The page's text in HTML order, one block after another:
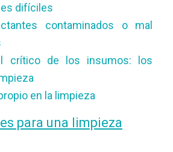
difíciles
contaminados o mal
crítico de los insumos: los
en la limpieza
para una limpieza